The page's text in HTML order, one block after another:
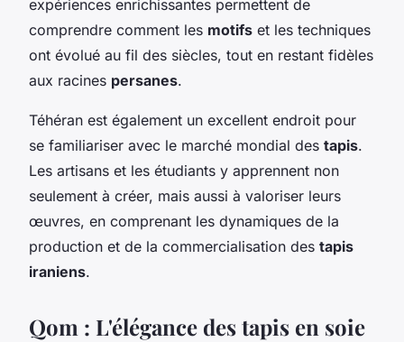
expériences enrichissantes permettent de
comprendre comment les motifs et les techniques
ont évolué au fil des siècles, tout en restant fidèles
aux racines persanes.
Téhéran est également un excellent endroit pour
se familiariser avec le marché mondial des tapis.
Les artisans et les étudiants y apprennent non
seulement à créer, mais aussi à valoriser leurs
œuvres, en comprenant les dynamiques de la
production et de la commercialisation des tapis
iraniens.
Qom : L'élégance des tapis en soie